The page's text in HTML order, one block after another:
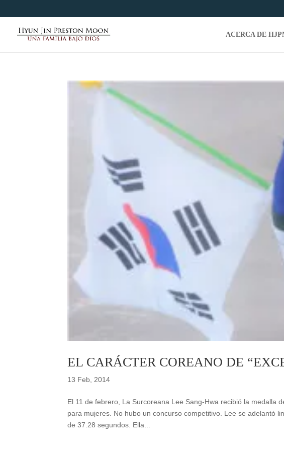
ACERCA DE
EL CARÁCTER COREANO DE
13 Feb, 2014
El 11 de febrero, La Surcoreana Lee Sang-Hwa recibió la medalla
para mujeres. No hubo un concurso competitivo. Lee se adelantó
de 37.28 segundos. Ella...